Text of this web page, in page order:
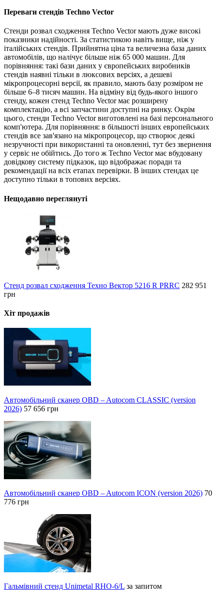
Переваги стендів Techno Vector
Стенди розвал сходження Techno Vector мають дуже високі
показники надійності. За статистикою навіть вище, ніж у
італійських стендів. Прийнятна ціна та величезна база даних
автомобілів, що налічує більше ніж 65 000 машин. Для
порівняння: такі бази даних у європейських виробників
стендів наявні тільки в люксових версіях, а дешеві
мікропроцесорні версії, як правило, мають базу розміром не
більше 6–8 тисяч машин. На відміну від будь-якого іншого
стенду, кожен стенд Techno Vector має розширену
комплектацію, а всі запчастини доступні на ринку. Окрім
цього, стенди Techno Vector виготовлені на базі персонального
комп'ютера. Для порівняння: в більшості інших европейських
стендів все зав'язано на мікропроцесор, що створює деякі
незручності при використанні та оновленні, тут без звернення
у сервіс не обійтись. До того ж Techno Vector має вбудовану
довідкову систему підказок, що відображає поради та
рекомендації на всіх етапах перевірки. В інших стендах це
доступно тільки в топових версіях.
Нещодавно переглянуті
Стенд розвал сходження Техно Вектор 5216 R PRRC 282 951
грн
Хіт продажів
Автомобільний сканер OBD – Autocom CLASSIC (version
2026) 57 656 грн
Автомобільний сканер OBD – Autocom ICON (version 2026) 70
776 грн
Гальмівний стенд Unimetal RHO-6/L за запитом